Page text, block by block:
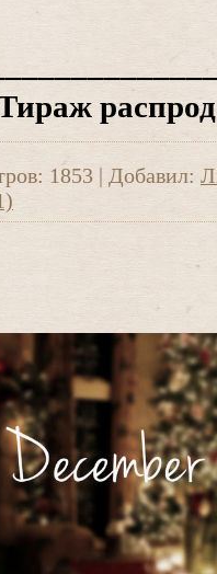
1853 | Добавил: